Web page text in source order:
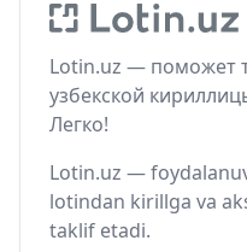
Lotin.uz — поможет
узбекской
Легко!
Lotin.uz —
lotindan kirillga va
taklif etadi.